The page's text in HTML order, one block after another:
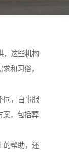
，这些机构
和习俗，
同，白事服
案，包括葬
的帮助，还